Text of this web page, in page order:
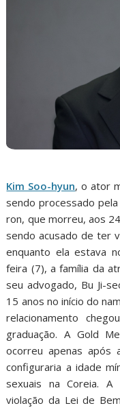
Kim Soo-hyun, o ator
sendo processado
ron, que morreu, aos
sendo acusado de ter
enquanto ela estava
feira (7), a família da
seu advogado, Bu Ji-
15 anos no início do
relacionamento
graduação. A Gold
ocorreu apenas
configuraria a idade
sexuais na Coreia. A
violação da Lei de